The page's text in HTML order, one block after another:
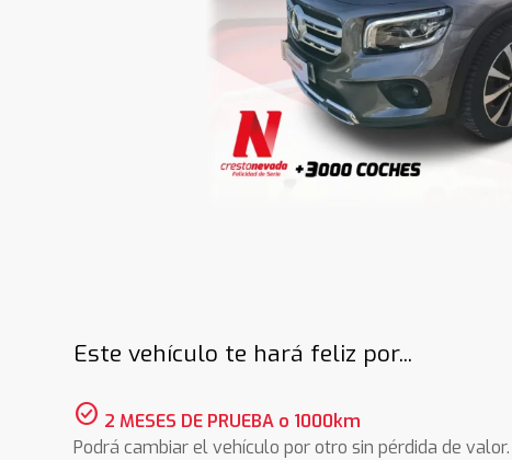
Este vehículo te hará feliz por...
check_circle 2 MESES DE PRUEBA o 1000km
Podrá cambiar el vehículo por otro sin pérdida de valor.